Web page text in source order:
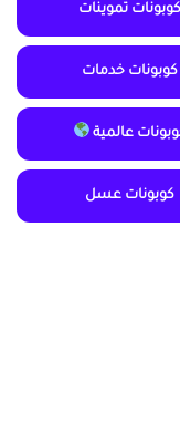
كوبونات تموينات
كوبونات خدمات
عالمية
كوبونات عسل